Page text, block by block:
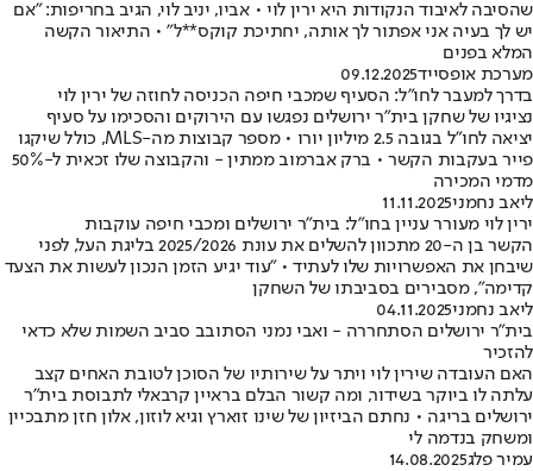
שהסיבה לאיבוד הנקודות היא ירין לוי • אביו, יניב לוי, הגיב בחריפות: "אם
יש לך בעיה אני אפתור לך אותה, יחתיכת קוקס**ל" • התיאור הקשה
המלא בפנים
מערכת אופסייד09.12.2025
בדרך למעבר לחו"ל: הסעיף שמכבי חיפה הכניסה לחוזה של ירין לוי
נציגיו של שחקן בית"ר ירושלים נפגשו עם הירוקים והסכימו על סעיף
יציאה לחו"ל בגובה 2.5 מיליון יורו • מספר קבוצות מה-MLS, כולל שיקגו
פייר בעקבות הקשר • ברק אברמוב ממתין - והקבוצה שלו זכאית ל-50%
מדמי המכירה
ליאב נחמני11.11.2025
ירין לוי מעורר עניין בחו"ל: בית"ר ירושלים ומכבי חיפה עוקבות
הקשר בן ה-20 מתכוון להשלים את עונת 2025/2026 בליגת העל, לפני
שיבחן את האפשרויות שלו לעתיד • "עוד יגיע הזמן הנכון לעשות את הצעד
קדימה", מסבירים בסביבתו של השחקן
ליאב נחמני04.11.2025
בית"ר ירושלים הסתחררה - ואבי נמני הסתובב סביב השמות שלא כדאי
להזכיר
האם העובדה שירין לוי ויתר על שירותיו של הסוכן לטובת האחים קצב
עלתה לו ביוקר בשידור, ומה קשור הבלם בראיין קרבאלי לתבוסת בית"ר
ירושלים בריגה • נחתם הביזיון של שינו זוארץ וגיא לוזון, אלון חזן מתבכיין
ומשחק בנדמה לי
עמיר פלג14.08.2025